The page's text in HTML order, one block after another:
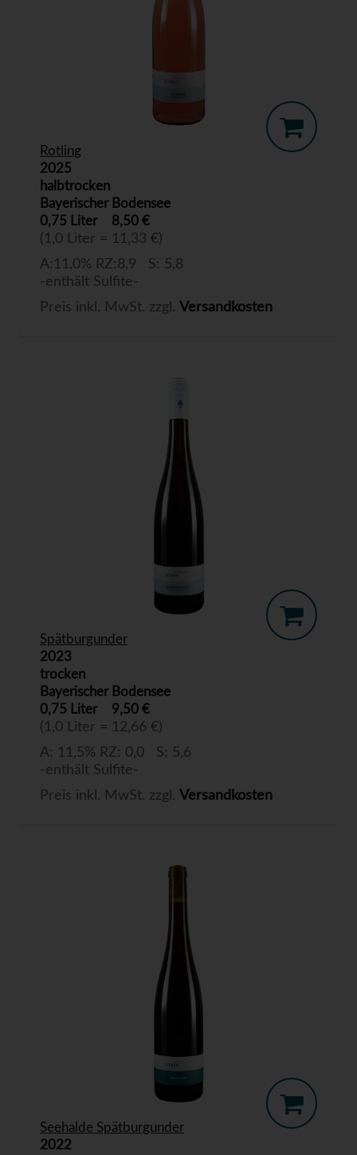
Rotling
2025
halbtrocken
Bayerischer Bodensee
0,75 Liter
8,50 €
(1,0 Liter = 11,33 €)
A:11,0% RZ:8,9 S: 5,8
-enthält Sulfite-
Preis inkl. MwSt. zzgl. Versandkosten
Spätburgunder
2023
trocken
Bayerischer Bodensee
0,75 Liter
9,50 €
(1,0 Liter = 12,66 €)
A: 11,5% RZ: 0,0 S: 5,6
-enthält Sulfite-
Preis inkl. MwSt. zzgl. Versandkosten
Seehalde Spätburgunder
2022